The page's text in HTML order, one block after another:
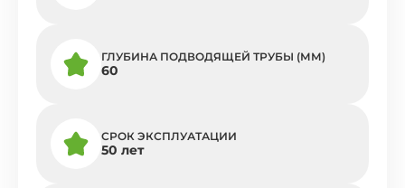
ГЛУБИНА ПОДВОДЯЩЕЙ ТРУБЫ (ММ)
60
СРОК ЭКСПЛУАТАЦИИ
50 лет